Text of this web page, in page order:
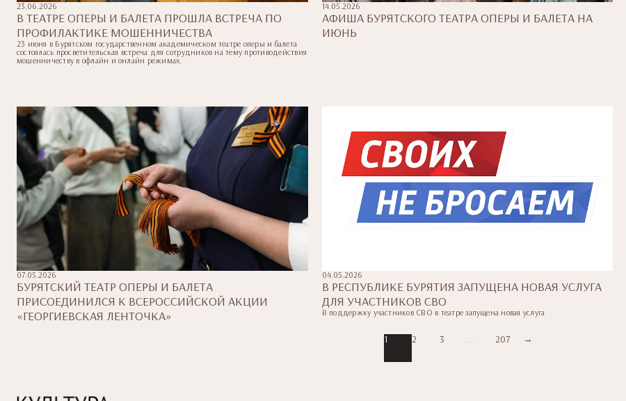
23.06.2026
В ТЕАТРЕ ОПЕРЫ И БАЛЕТА ПРОШЛА ВСТРЕЧА ПО
ПРОФИЛАКТИКЕ МОШЕННИЧЕСТВА
23 июня в Бурятском государственном академическом театре оперы и балета
состоялась просветительская встреча для сотрудников на тему противодействия
мошенничеству в офлайн и онлайн режимах.
14.05.2026
АФИША БУРЯТСКОГО ТЕАТРА ОПЕРЫ И БАЛЕТА НА
ИЮНЬ
07.05.2026
БУРЯТСКИЙ ТЕАТР ОПЕРЫ И БАЛЕТА
ПРИСОЕДИНИЛСЯ К ВСЕРОССИЙСКОЙ АКЦИИ
«ГЕОРГИЕВСКАЯ ЛЕНТОЧКА»
04.05.2026
В РЕСПУБЛИКЕ БУРЯТИЯ ЗАПУЩЕНА НОВАЯ УСЛУГА
ДЛЯ УЧАСТНИКОВ СВО
В поддержку участников СВО в театре запущена новая услуга
1 2 3 … 207 →